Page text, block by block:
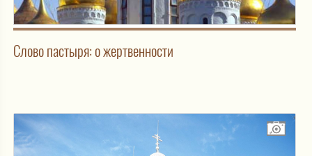
Слово пастыря: о жертвенности